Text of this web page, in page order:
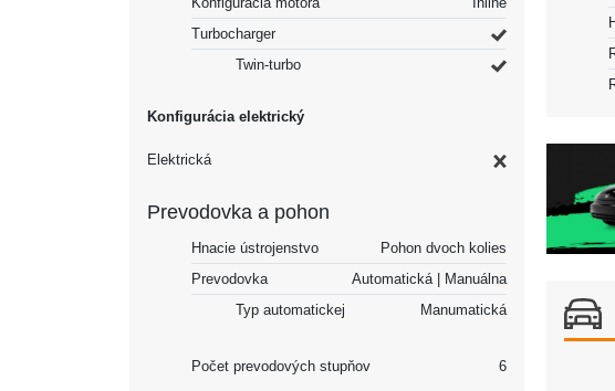
Turbocharger
Twin-turbo
Konfigurácia elektrický
Elektrická
Prevodovka a pohon
Hnacie ústrojenstvo
Pohon dvoch kolies
Prevodovka
Automatická | Manuálna
Typ automatickej
Manumatická
Počet prevodových stupňov 6